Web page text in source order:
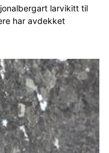
larvikitt til
har avdekket